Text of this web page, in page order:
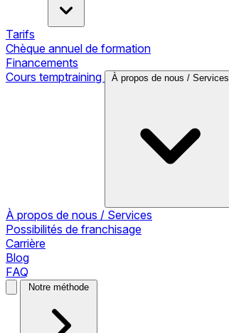
Tarifs
Chèque annuel de formation
Financements
Cours temptraining
À propos de nous / Services
À propos de nous / Services
Possibilités de franchisage
Carrière
Blog
FAQ
Notre méthode